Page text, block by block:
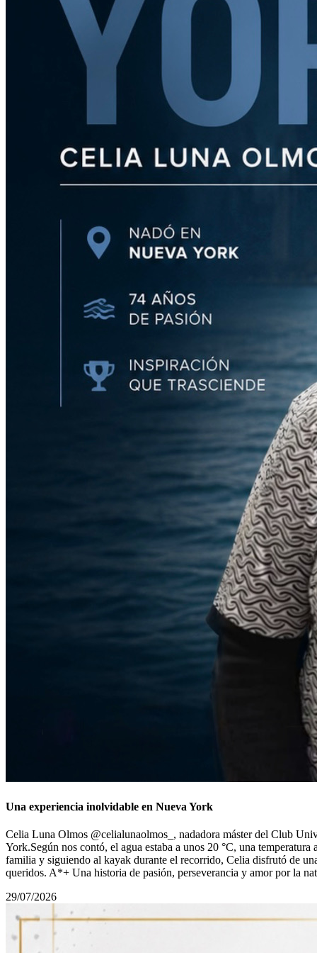
Una experiencia inolvidable en Nueva York
Celia Luna Olmos @celialunaolmos_, nadadora máster del Club
York.Según nos contó, el agua estaba a unos 20 °C, una
familia y siguiendo al kayak durante el recorrido, Celia disfrutó de
queridos. A*+ Una historia de pasión, perseverancia y amor por la
29/07/2026